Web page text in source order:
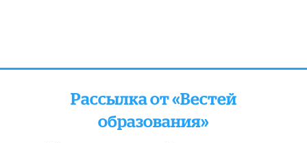
Рассылка от «Вестей
образования»